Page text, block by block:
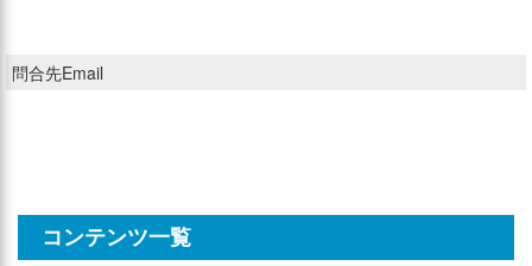
問合先Email
コンテンツ一覧